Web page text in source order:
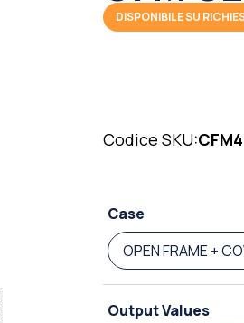
DISPONIBILE SU
Codice SKU:
Case
OPEN FRAME +
Output Values